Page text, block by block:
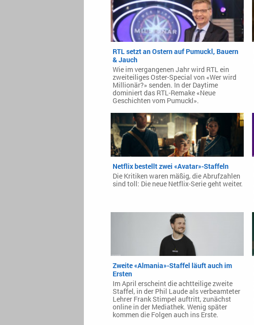
RTL setzt an Ostern auf Pumuckl, Bauern
& Jauch
Wie im vergangenen Jahr wird RTL ein
zweiteiliges Oster-Special von «Wer wird
Millionär?» senden. In der Daytime
dominiert das RTL-Remake «Neue
Geschichten vom Pumuckl».
Netflix bestellt zwei «Avatar»-Staffeln
Die Kritiken waren mäßig, die Abrufzahlen
sind toll: Die neue Netflix-Serie geht weiter.
Zweite «Almania»-Staffel läuft auch im
Ersten
Im April erscheint die achtteilige zweite
Staffel, in der Phil Laude als verbeamteter
Lehrer Frank Stimpel auftritt, zunächst
online in der Mediathek. Wenig später
kommen die Folgen auch ins Erste.